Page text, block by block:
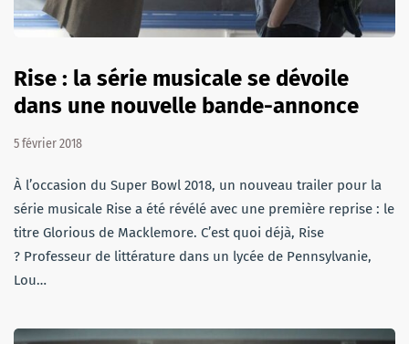
Rise : la série musicale se dévoile
dans une nouvelle bande-annonce
5 février 2018
À l’occasion du Super Bowl 2018, un nouveau trailer pour la
série musicale Rise a été révélé avec une première reprise : le
titre Glorious de Macklemore. C’est quoi déjà, Rise
? Professeur de littérature dans un lycée de Pennsylvanie,
Lou…